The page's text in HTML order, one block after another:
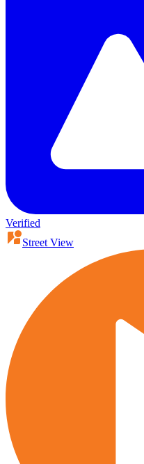
Verified
Street View